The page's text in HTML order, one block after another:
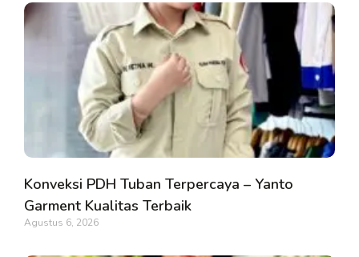
Konveksi PDH Tuban Terpercaya – Yanto
Garment Kualitas Terbaik
Agustus 6, 2026